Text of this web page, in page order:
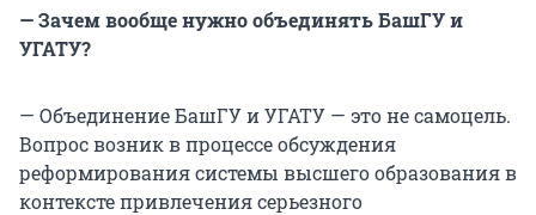
— Зачем вообще нужно объединять БашГУ и
УГАТУ?
— Объединение БашГУ и УГАТУ — это не самоцель.
Вопрос возник в процессе обсуждения
реформирования системы высшего образования в
контексте привлечения серьезного